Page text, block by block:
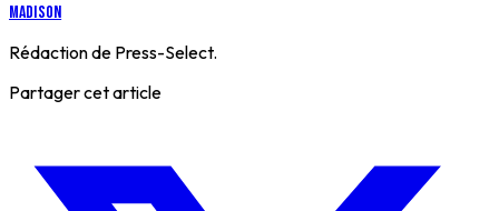
Madison
Rédaction de Press-Select.
Partager cet article